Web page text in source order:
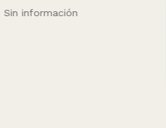
Sin información